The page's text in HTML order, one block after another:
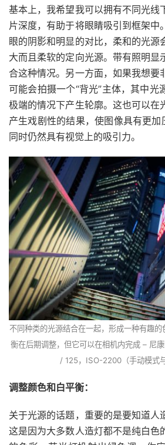
基本上，我希望我可以拥有不同光线
片深度，有助于将眼睛吸引到框架中
眼的阴影和明显的对比，柔和的光源
大而且柔软的定向光源。带有照明显
合这种情况。 另一方面，如果我想要
可能会拍摄一个“背光”主体，其中光
极端的情况下产生轮廓。这也可以在
产生戏剧性的结果，使图像具有更加
同时仍然具有视觉上的吸引力。
不同种类的光源结合在一起，形成一种有趣
衡在后期调整，但它可以在相机内完成 – 尼
/ 125，ISO-2200（手动模式
调整颜色和白平衡：
关于光源的话题，重要的是要知道人
这是因为大多数人造灯都不是纯白色